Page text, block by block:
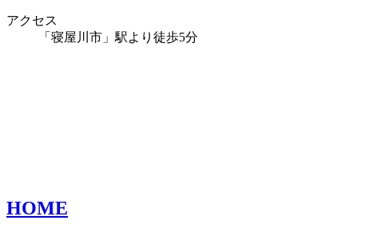
アクセス
「寝屋川市」駅より徒歩5分
HOME